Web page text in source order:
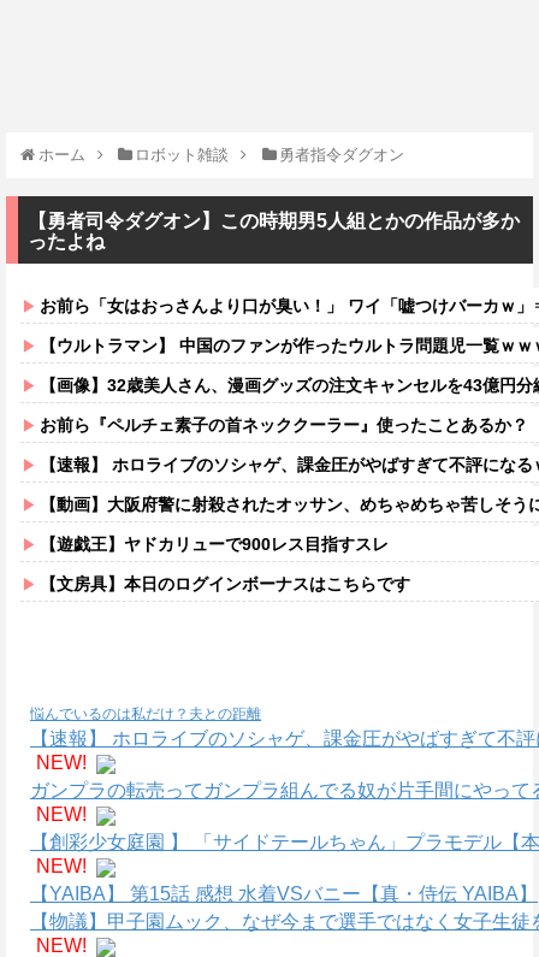
ホーム ロボット雑談 勇者指令ダグオン
【勇者司令ダグオン】この時期男5人組とかの作品が多か
ったよね
お前ら「女はおっさんより口が臭い！」 ワイ「嘘つけバーカｗ
【ウルトラマン】 中国のファンが作ったウルトラ問題児一覧ｗｗ
【画像】32歳美人さん、漫画グッズの注文キャンセルを43億円
お前ら『ペルチェ素子の首ネッククーラー』使ったことあるか？
【速報】 ホロライブのソシャゲ、課金圧がやばすぎて不評にな
【動画】大阪府警に射殺されたオッサン、めちゃめちゃ苦しそう
【遊戯王】ヤドカリューで900レス目指すスレ
【文房具】本日のログインボーナスはこちらです
悩んでいるのは私だけ？夫との距離
【速報】 ホロライブのソシャゲ、課金圧がやばすぎて不
NEW!
ガンプラの転売ってガンプラ組んでる奴が片手間にやっ
NEW!
【創彩少女庭園 】 「サイドテールちゃん」プラモデル【
NEW!
【YAIBA】 第15話 感想 水着VSバニー【真・侍伝 YAIBA】
【物議】甲子園ムック、なぜ今まで選手ではなく女子生
NEW!